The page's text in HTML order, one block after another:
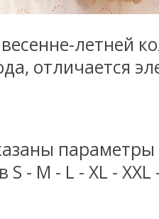
летней
отличается
параметры
- M - L - XL - XXL